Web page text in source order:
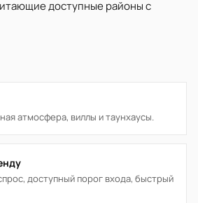
доступные районы с
атмосфера, виллы и таунхаусы.
доступный порог входа, быстрый